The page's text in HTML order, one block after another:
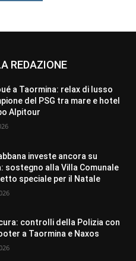
REDAZIONE
a Taormina: relax di lusso
del PSG tra mare e hotel
Alpitour
investe ancora su
sostegno alla Villa Comunale
speciale per il Natale
controlli della Polizia con
a Taormina e Naxos